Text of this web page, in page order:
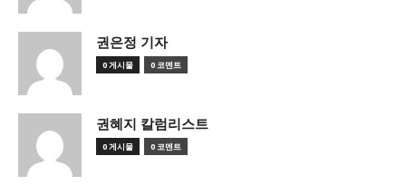
권은정 기자
0 게시물 0 코멘트
권혜지 칼럼리스트
0 게시물 0 코멘트